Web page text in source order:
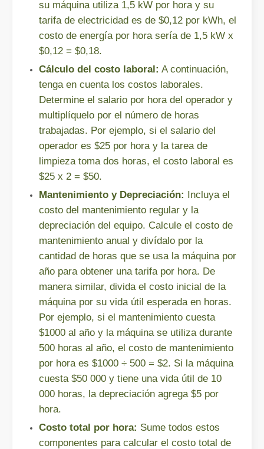
En la fabricación y la ingeniería modernas, la precisión y la
¡Nuestros socios internacionales viajaron miles de millas para
El team building de Leapion Red Leaf Valley ha llegado a una conclusión exitosa
Saliendo del ajetreo y el bullicio, nos embarcamos en un viaje
su máquina utiliza 1,5 kW por hora y su
tarifa de electricidad es de $0,12 por kWh, el
costo de energía por hora sería de 1,5 kW x
$0,12 = $0,18.
Cálculo del costo laboral: A continuación,
tenga en cuenta los costos laborales.
Determine el salario por hora del operador y
multiplíquelo por el número de horas
trabajadas. Por ejemplo, si el salario del
operador es $25 por hora y la tarea de
limpieza toma dos horas, el costo laboral es
$25 x 2 = $50.
Mantenimiento y Depreciación: Incluya el
costo del mantenimiento regular y la
depreciación del equipo. Calcule el costo de
mantenimiento anual y divídalo por la
cantidad de horas que se usa la máquina por
año para obtener una tarifa por hora. De
manera similar, divida el costo inicial de la
máquina por su vida útil esperada en horas.
Por ejemplo, si el mantenimiento cuesta
$1000 al año y la máquina se utiliza durante
500 horas al año, el costo de mantenimiento
por hora es $1000 ÷ 500 = $2. Si la máquina
cuesta $50 000 y tiene una vida útil de 10
000 horas, la depreciación agrega $5 por
hora.
Costo total por hora: Sume todos estos
componentes para calcular el costo total de